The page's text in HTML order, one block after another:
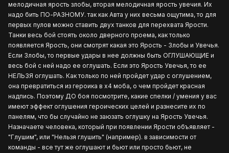
мелодичная ярость злобы, вторая мелодичная ярость увечия. Их
надо бить ПО-РАЗНОМУ. так как Авта у них весьма ощутима, то для
первых пулов можно ставить двух танков для перехвата Ярости.
Танки весь бой стоять около дверного проема, как только
появляется Ярость, они смотрят какая это Ярость - Злобы и Увечья.
Если Злобы, то первые удары в нее должны быть ОГЛУШАЮЩИЕ и
весь бой с ней надо ее оглушать. Если это Ярость Увечья, то ее
НЕЛЬЗЯ оглушать. Как только по ней пройдет удар с оглушением,
она превратиться из героика в х4 моба, о чем пройдет красная
надпись. Поэтому ДО боя посмотрите, какие спелки / умения у вас
имеют эффект оглушения героических целей и разнесите их по
панелям, что бы случайно не заюзать оглушку на Ярость Увечья.
Назначаете человека, который при появлении Ярости объявляет -
"Глушим", или "Нельзя глушить" (например). в зависимости от
команды - все тут же оглушают и бьют или просто бьют, не